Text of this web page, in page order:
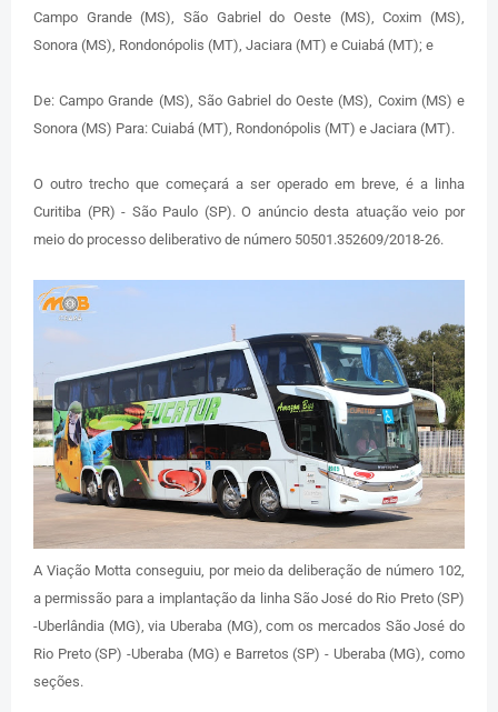
Campo Grande (MS), São Gabriel do Oeste (MS), Coxim (MS),
Sonora (MS), Rondonópolis (MT), Jaciara (MT) e Cuiabá (MT); e
De: Campo Grande (MS), São Gabriel do Oeste (MS), Coxim (MS) e
Sonora (MS) Para: Cuiabá (MT), Rondonópolis (MT) e Jaciara (MT).
O outro trecho que começará a ser operado em breve, é a linha
Curitiba (PR) - São Paulo (SP). O anúncio desta atuação veio por
meio do processo deliberativo de número 50501.352609/2018-26.
A Viação Motta conseguiu, por meio da deliberação de número 102,
a permissão para a implantação da linha São José do Rio Preto (SP)
-Uberlândia (MG), via Uberaba (MG), com os mercados São José do
Rio Preto (SP) -Uberaba (MG) e Barretos (SP) - Uberaba (MG), como
seções.